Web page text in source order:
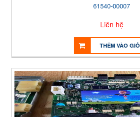
61540-00007
Liên hệ
THÊM VÀO GIỎ